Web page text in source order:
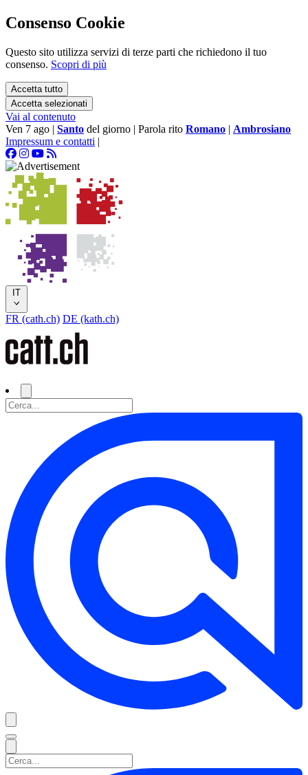
Consenso Cookie
Questo sito utilizza servizi di terze parti che richiedono il tuo
consenso. Scopri di più
Accetta tutto
Accetta selezionati
Vai al contenuto
Ven 7 ago | Santo del giorno | Parola rito Romano | Ambrosiano
Impressum e contatti |
IT
FR (cath.ch) DE (kath.ch)